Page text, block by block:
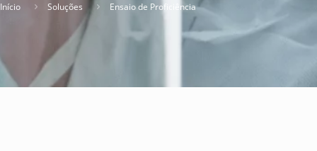
Início Soluções Ensaio de Proficiência